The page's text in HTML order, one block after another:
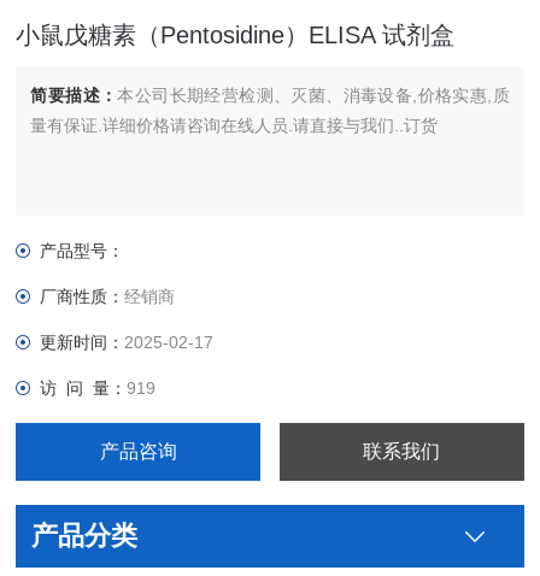
小鼠戊糖素（Pentosidine）ELISA 试剂盒
简要描述：本公司长期经营检测、灭菌、消毒设备,价格实惠,质
量有保证.详细价格请咨询在线人员.请直接与我们..订货
产品型号：
厂商性质：经销商
更新时间： 2025-02-17
访 问 量：919
产品咨询 联系我们
产品分类